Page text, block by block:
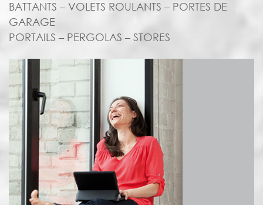
BATTANTS – VOLETS ROULANTS – PORTES DE
GARAGE
PORTAILS – PERGOLAS – STORES